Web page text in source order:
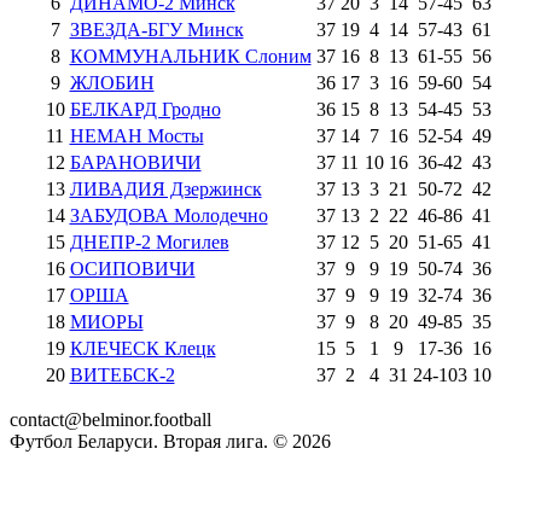
7 ЗВЕЗДА-БГУ Минск 37 19 4 14 57-43 61
8 КОММУНАЛЬНИК Слоним 37 16 8 13 61-55 56
9 ЖЛОБИН 36 17 3 16 59-60 54
10 БЕЛКАРД Гродно 36 15 8 13 54-45 53
11 НЕМАН Мосты 37 14 7 16 52-54 49
12 БАРАНОВИЧИ 37 11 10 16 36-42 43
13 ЛИВАДИЯ Дзержинск 37 13 3 21 50-72 42
14 ЗАБУДОВА Молодечно 37 13 2 22 46-86 41
15 ДНЕПР-2 Могилев 37 12 5 20 51-65 41
16 ОСИПОВИЧИ 37 9 9 19 50-74 36
17 ОРША 37 9 9 19 32-74 36
18 МИОРЫ 37 9 8 20 49-85 35
19 КЛЕЧЕСК Клецк 15 5 1 9 17-36 16
20 ВИТЕБСК-2 37 2 4 31 24-103 10
contact@belminor.football
Футбол Беларуси. Вторая лига. © 2026